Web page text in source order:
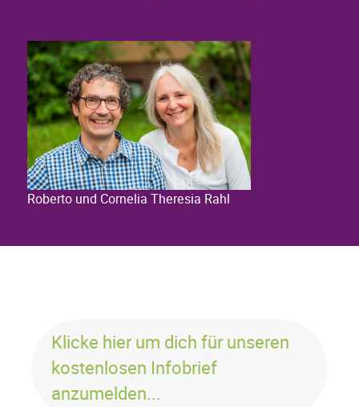
Roberto und Cornelia Theresia Rahl
Klicke hier um dich für unseren
kostenlosen Infobrief
anzumelden...